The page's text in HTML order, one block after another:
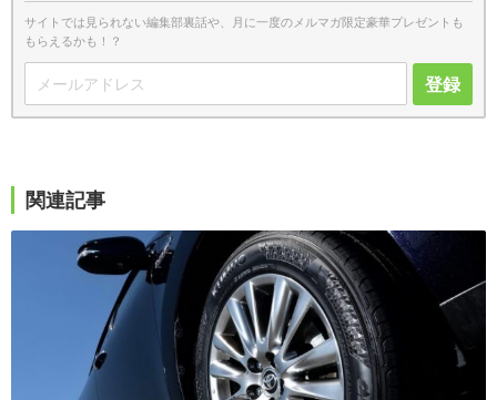
サイトでは見られない編集部裏話や、月に一度のメルマガ限定豪華プレゼントも
もらえるかも！？
登録
関連記事